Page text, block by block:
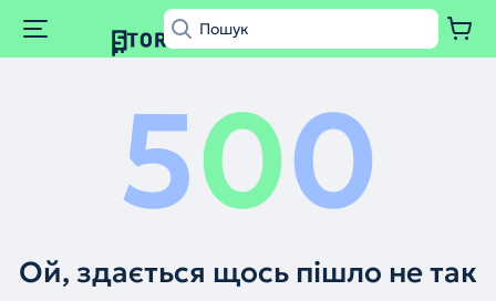
500
Ой, здається щось пішло не так